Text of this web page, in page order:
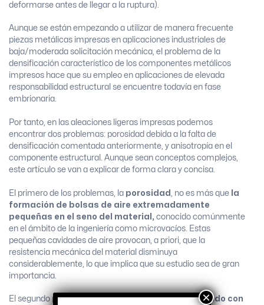
deformarse antes de llegar a la ruptura).
Aunque se están empezando a utilizar de manera frecuente
piezas metálicas impresas en aplicaciones industriales de
baja/moderada solicitación mecánica, el problema de la
densificación característico de los componentes metálicos
impresos hace que su empleo en aplicaciones de elevada
responsabilidad estructural se encuentre todavía en fase
embrionaria.
Por tanto, en las aleaciones ligeras impresas podemos
encontrar dos problemas: porosidad debida a la falta de
densificación comentada anteriormente, y anisotropía en el
componente estructural. Aunque sean conceptos complejos,
este artículo se van a explicar de forma clara y concisa.
El primero de los problemas, la porosidad , no es más que
la
formación de bolsas de aire extremadamente
pequeñas en el seno del material, conocido comúnmente
en el ámbito de la ingeniería como microvacíos. Estas
pequeñas cavidades de aire provocan, a priori, que la
resistencia mecánica del material disminuya
considerablemente, lo que implica que su estudio sea de gran
importancia.
El segundo problema, laanisotropía, estárelacionado con
×